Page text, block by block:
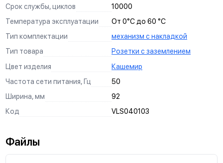
Срок службы, циклов
10000
Температура эксплуатации
От 0°С до 60 °С
Тип комплектации
механизм с накладкой
Тип товара
Розетки с заземлением
Цвет изделия
Кашемир
Частота сети питания, Гц
50
Ширина, мм
92
Код
VLS040103
Файлы